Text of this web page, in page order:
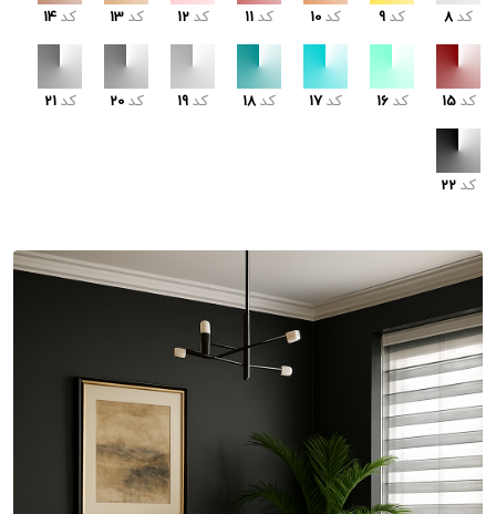
کد 8 کد 9 کد 10 کد 11 کد 12 کد 13 کد 14
کد 15 کد 16 کد 17 کد 18 کد 19 کد 20 کد 21
کد 22